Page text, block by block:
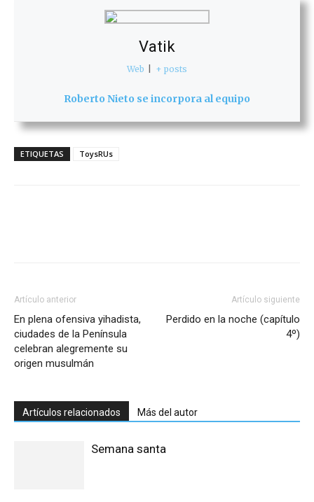
Vatik
Web + posts
Roberto Nieto se incorpora al equipo
ETIQUETAS ToysRUs
Artículo anterior
En plena ofensiva yihadista,
ciudades de la Península
celebran alegremente su
origen musulmán
Artículo siguiente
Perdido en la noche (capítulo
4º)
Artículos relacionados Más del autor
Semana santa